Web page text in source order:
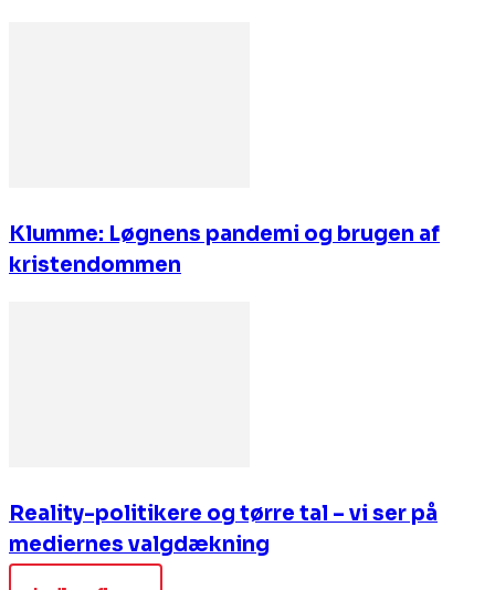
Klumme: Løgnens pandemi og brugen af
kristendommen
Reality-politikere og tørre tal – vi ser på
mediernes valgdækning